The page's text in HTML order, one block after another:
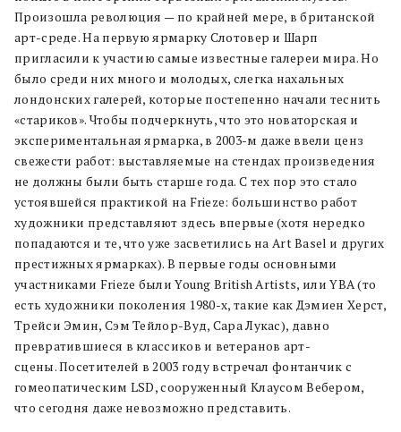
Произошла революция — по крайней мере, в британской
арт-среде. На первую ярмарку Слотовер и Шарп
пригласили к участию самые известные галереи мира. Но
было среди них много и молодых, слегка нахальных
лондонских галерей, которые постепенно начали теснить
«стариков». Чтобы подчеркнуть, что это новаторская и
экспериментальная ярмарка, в 2003-м даже ввели ценз
свежести работ: выставляемые на стендах произведения
не должны были быть старше года. С тех пор это стало
устоявшейся практикой на Frieze: большинство работ
художники представляют здесь впервые (хотя нередко
попадаются и те, что уже засветились на Art Basel и других
престижных ярмарках). В первые годы основными
участниками Frieze были Young British Artists, или YBA (то
есть художники поколения 1980-х, такие как Дэмиен Херст,
Трейси Эмин, Сэм Тейлор-Вуд, Сара Лукас), давно
превратившиеся в классиков и ветеранов арт-
сцены. Посетителей в 2003 году встречал фонтанчик с
гомеопатическим LSD, сооруженный Клаусом Вебером,
что сегодня даже невозможно представить.